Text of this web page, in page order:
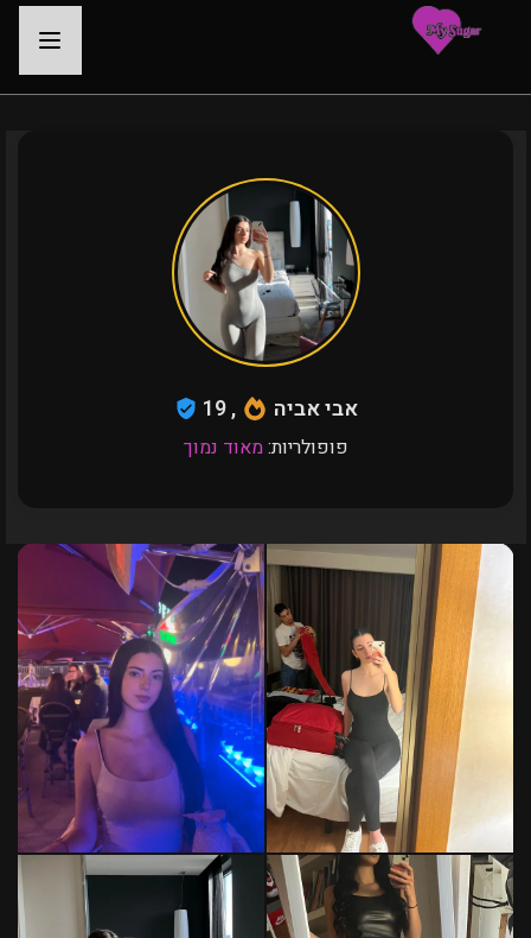
-
אבי אביה , 19
פופולריות:מאוד נמוך